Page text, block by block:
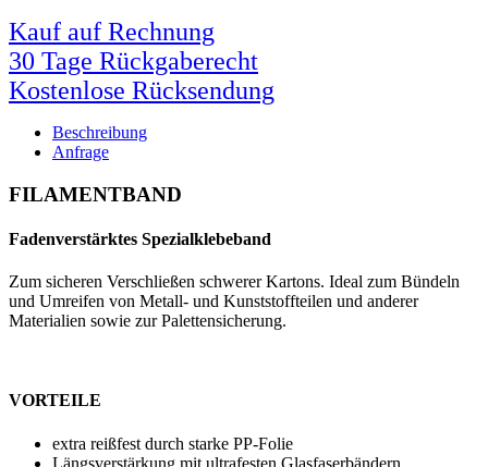
Kauf auf Rechnung
30 Tage Rückgaberecht
Kostenlose Rücksendung
Beschreibung
Anfrage
FILAMENTBAND
Fadenverstärktes Spezialklebeband
Zum sicheren Verschließen schwerer Kartons. Ideal zum Bündeln
und Umreifen von Metall- und Kunststoffteilen und anderer
Materialien sowie zur Palettensicherung.
VORTEILE
extra reißfest durch starke PP-Folie
Längsverstärkung mit ultrafesten Glasfaserbändern